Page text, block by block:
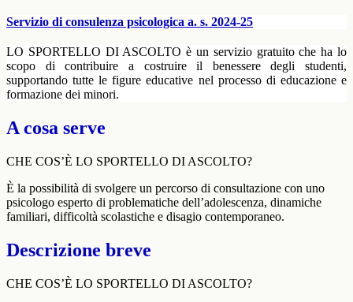
Servizio di consulenza psicologica a. s. 2024-25
LO SPORTELLO DI ASCOLTO è un servizio gratuito che ha lo
scopo di contribuire a costruire il benessere degli studenti,
supportando tutte le figure educative nel processo di educazione e
formazione dei minori.
A cosa serve
CHE COS’È LO SPORTELLO DI ASCOLTO?
È la possibilità di svolgere un percorso di consultazione con uno
psicologo esperto di problematiche dell’adolescenza, dinamiche
familiari, difficoltà scolastiche e disagio contemporaneo.
Descrizione breve
CHE COS’È LO SPORTELLO DI ASCOLTO?